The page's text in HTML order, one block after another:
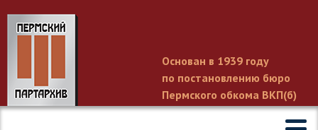
Основан в 1939 году
по постановлению бюро
Пермского обкома ВКП(б)